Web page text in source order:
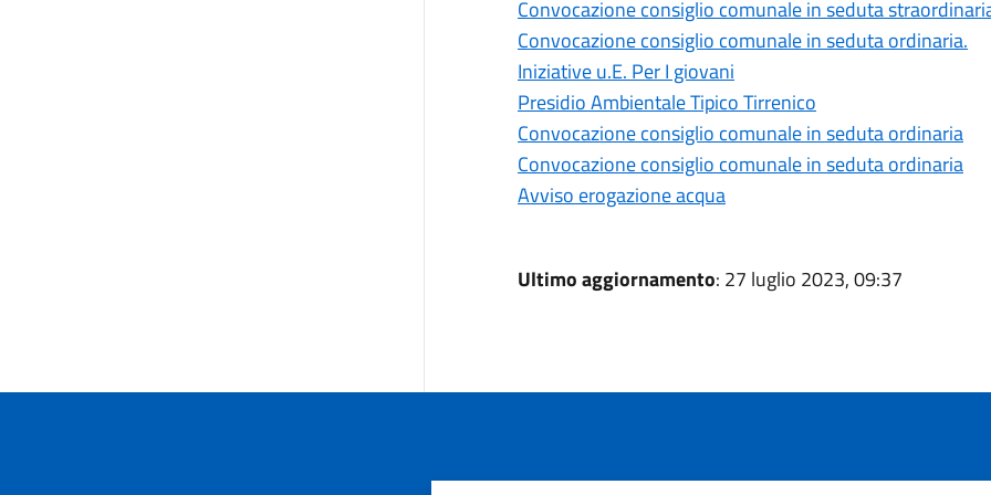
Convocazione consiglio comunale in seduta
Convocazione consiglio comunale in seduta ordinaria.
Iniziative u.E. Per I giovani
Presidio Ambientale Tipico Tirrenico
Convocazione consiglio comunale in seduta ordinaria
Convocazione consiglio comunale in seduta ordinaria
Avviso erogazione acqua
Ultimo aggiornamento: 27 luglio 2023, 09:37